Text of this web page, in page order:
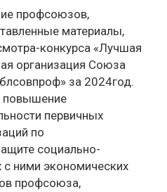
профсоюзов,
материалы,
конкурса «Лучшая
организация Союза
за 2024год.
повышение
первичных
по
социально-
ними экономических
профсоюза,